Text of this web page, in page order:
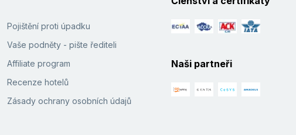
Pojištění proti úpadku
Vaše podněty - pište řediteli
Affiliate program
Recenze hotelů
Zásady ochrany osobních údajů
Naši partneři